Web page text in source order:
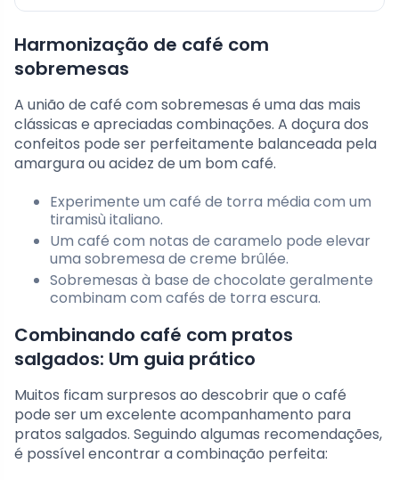
Harmonização de café com
sobremesas
A união de café com sobremesas é uma das mais
clássicas e apreciadas combinações. A doçura dos
confeitos pode ser perfeitamente balanceada pela
amargura ou acidez de um bom café.
Experimente um café de torra média com um
tiramisù italiano.
Um café com notas de caramelo pode elevar
uma sobremesa de creme brûlée.
Sobremesas à base de chocolate geralmente
combinam com cafés de torra escura.
Combinando café com pratos
salgados: Um guia prático
Muitos ficam surpresos ao descobrir que o café
pode ser um excelente acompanhamento para
pratos salgados. Seguindo algumas recomendações,
é possível encontrar a combinação perfeita: